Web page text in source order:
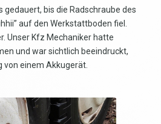
gedauert, bis die Radschraube des
auf den Werkstattboden fiel.
Unser Kfz Mechaniker hatte
und war sichtlich beeindruckt,
von einem Akkugerät.